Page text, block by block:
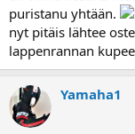
puristanu yhtään.
nyt pitäis lähtee
lappenrannan
Yamaha1